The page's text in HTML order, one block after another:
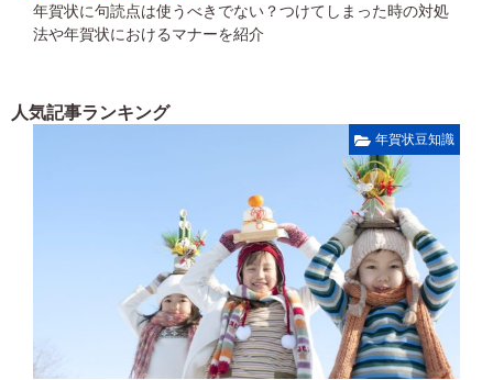
年賀状に句読点は使うべきでない？つけてしまった時の対処
法や年賀状におけるマナーを紹介
人気記事ランキング
年賀状豆知識